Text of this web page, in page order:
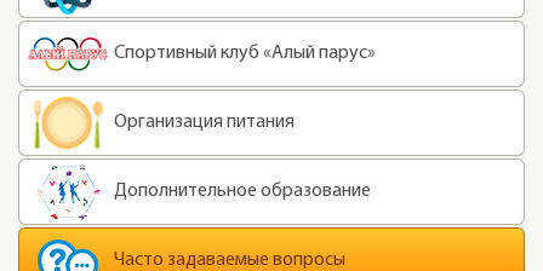
Спортивный клуб «Алый парус»
Организация питания
Дополнительное образование
Часто задаваемые вопросы